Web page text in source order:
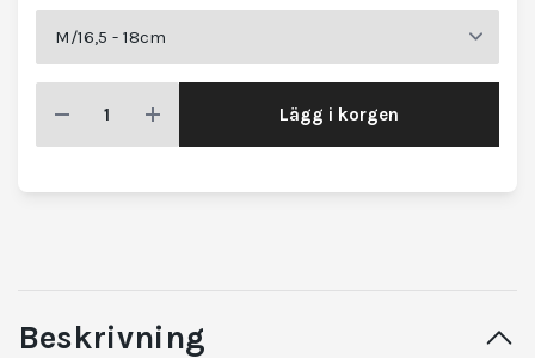
Lägg i korgen
Beskrivning